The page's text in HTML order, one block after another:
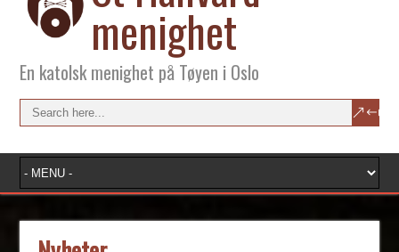
menighet
En katolsk menighet på Tøyen i Oslo